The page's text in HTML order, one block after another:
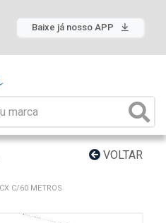
Baixe já nosso APP
VOLTAR
C/60 METROS